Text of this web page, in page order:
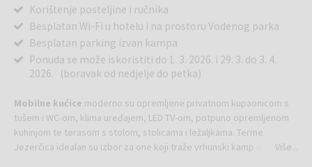
Korištenje posteljine i ručnika
Besplatan Wi-Fi u hotelu i na prostoru Vodenog parka
Besplatan parking izvan kampa
Ponuda se može iskoristiti do 1. 3. 2026. i 29. 3. do 3. 4.
2026. (boravak od nedjelje do petka)
Mobilne kućice moderno su opremljene privatnom kupaonicom s
tušem i WC-om, klima uređajem, LED TV-om, potpuno opremljenom
kuhinjom te terasom s stolom, stolicama i ležaljkama. Terme
Jezerčica idealan su izbor za one koji traže vrhunski kamp u
Više...